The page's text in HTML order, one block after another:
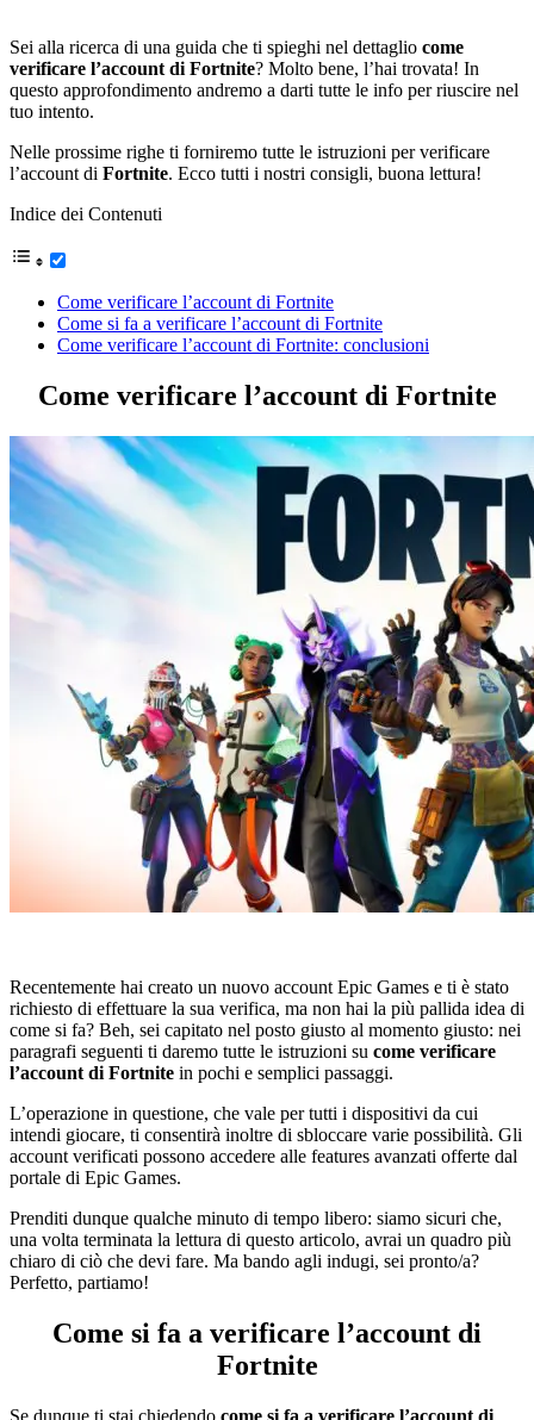
Sei alla ricerca di una guida che ti spieghi nel dettaglio come
verificare l’account di Fortnite? Molto bene, l’hai trovata! In
questo approfondimento andremo a darti tutte le info per riuscire nel
tuo intento.
Nelle prossime righe ti forniremo tutte le istruzioni per verificare
l’account di Fortnite. Ecco tutti i nostri consigli, buona lettura!
Indice dei Contenuti
Come verificare l’account di Fortnite
Come si fa a verificare l’account di Fortnite
Come verificare l’account di Fortnite: conclusioni
Come verificare l’account di Fortnite
Recentemente hai creato un nuovo account Epic Games e ti è stato
richiesto di effettuare la sua verifica, ma non hai la più pallida idea di
come si fa? Beh, sei capitato nel posto giusto al momento giusto: nei
paragrafi seguenti ti daremo tutte le istruzioni su come verificare
l’account di Fortnite in pochi e semplici passaggi.
L’operazione in questione, che vale per tutti i dispositivi da cui
intendi giocare, ti consentirà inoltre di sbloccare varie possibilità. Gli
account verificati possono accedere alle features avanzati offerte dal
portale di Epic Games.
Prenditi dunque qualche minuto di tempo libero: siamo sicuri che,
una volta terminata la lettura di questo articolo, avrai un quadro più
chiaro di ciò che devi fare. Ma bando agli indugi, sei pronto/a?
Perfetto, partiamo!
Come si fa a verificare l’account di
Fortnite
Se dunque ti stai chiedendo come si fa a verificare l’account di